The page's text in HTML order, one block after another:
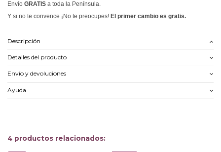
Envío GRATIS a toda la Península.
Y si no te convence ¡No te preocupes! El primer cambio es gratis.
Descripción
Detalles del producto
Envío y devoluciones
Ayuda
4 productos relacionados: